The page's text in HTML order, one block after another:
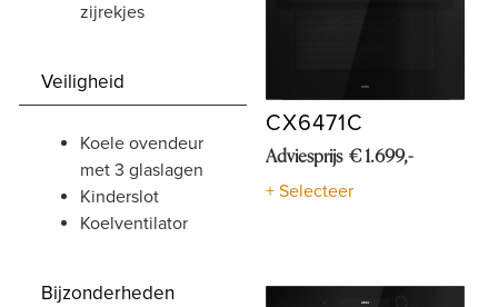
zijrekjes
Veiligheid
koele ovendeur
met 3 glaslagen
kinderslot
koelventilator
Bijzonderheden
CX6471C
Adviesprijs € 1.699,-
+ Selecteer